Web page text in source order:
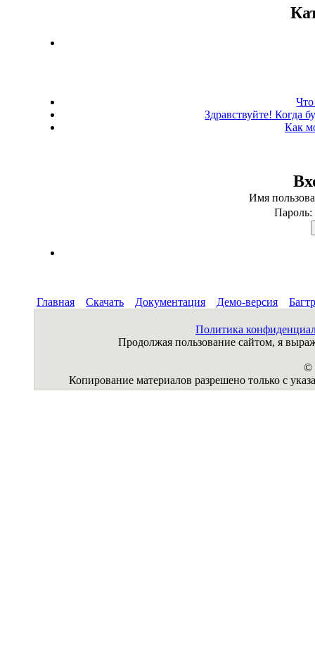
Здравствуйте! Когда
Как
Имя
Пароль:
Главная Скачать Документация Демо-версия
Политика
Продолжая пользование сайтом, я
©
Копирование материалов разрешено только с